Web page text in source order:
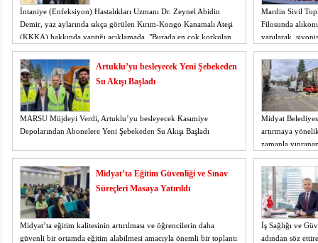
13:13- Başkan Genç, Şırnak'ta dönel kavşak çağrısını
13:07 - Bakan Memişoğlu: 500 yataklı hastanemizi
13:06- Bitlis'te bir kişinin hayatını kaybettiği husumet
13:03- Batman Üniversitesinin 2026 YKS kontenjanı
İntaniye (Enfeksiyon) Hastalıkları Uzmanı Dr. Zeynel Abidin
Demir, yaz aylarında sıkça görülen Kırım-Kongo Kanamalı Ateşi
(KKKA) hakkında yaptığı açıklamada, "Burada en çok korkulan,
hastalarda kanamaların meydana gelmesi ve bu kanamalardan
dolayı ölümler
Mardin Sivil
Filosunda
yapılarak,
Artuklu’yu besleyecek Yeni Şebekeden
Su Akışı Başladı
MARSU Müjdeyi Verdi, Artuklu’yu besleyecek Kasımiye
Depolarından Abonelere Yeni Şebekeden Su Akışı Başladı
Midyat
artırmaya
zamanla
kasislerde bakım
Midyat’ta Eğitim Güvenliği ve Sınav
Süreçleri Masaya Yatırıldı
Midyat’ta eğitim kalitesinin artırılması ve öğrencilerin daha
güvenli bir ortamda eğitim alabilmesi amacıyla önemli bir toplantı
İş Sağlığı ve
adından söz